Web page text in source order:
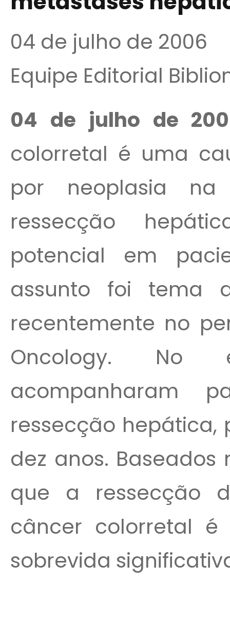
04 de julho de 2006
Equipe Editorial
04 de julho de
colorretal é uma
por neoplasia
ressecção
potencial em
assunto foi tema
recentemente no
Oncology. No
acompanharam
ressecção hepática,
dez anos.
que a ressecção
câncer colorretal
sobrevida